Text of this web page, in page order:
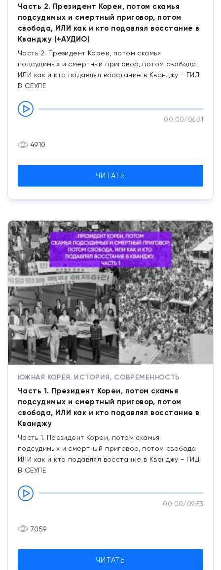
Часть 2. Президент Кореи, потом скамья
подсудимых и смертный приговор, потом
свобода, ИЛИ как и кто подавлял восстание в
Кванджу (+АУДИО)
Часть 2. Президент Кореи, потом скамья
подсудимых и смертный приговор, потом свобода,
ИЛИ как и кто подавлял восстание в Кванджу - ГИД
В СЕУЛЕ
00:00/ 06:31
4910
ЧИТАТЬ
ЮЖНАЯ КОРЕЯ. ИСТОРИЯ, СОВРЕМЕННОСТЬ
Часть 1. Президент Кореи, потом скамья
подсудимых и смертный приговор, потом
свобода, ИЛИ как и кто подавлял восстание в
Кванджу
Часть 1. Президент Кореи, потом скамья
подсудимых и смертный приговор, потом свобода
ИЛИ как и кто подавлял восстание в Кванджу - ГИД
В СЕУЛЕ
00:00/ 09:53
7059
ЧИТАТЬ